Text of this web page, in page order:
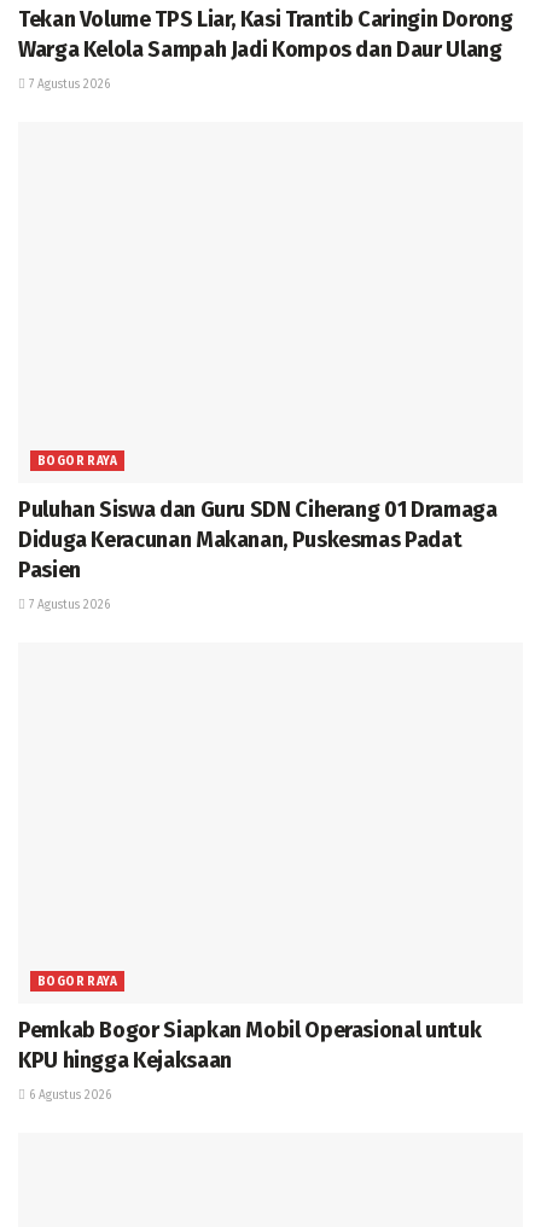
Tekan Volume TPS Liar, Kasi Trantib Caringin Dorong
Warga Kelola Sampah Jadi Kompos dan Daur Ulang
7 Agustus 2026
BOGOR RAYA
Puluhan Siswa dan Guru SDN Ciherang 01 Dramaga
Diduga Keracunan Makanan, Puskesmas Padat
Pasien
7 Agustus 2026
BOGOR RAYA
Pemkab Bogor Siapkan Mobil Operasional untuk
KPU hingga Kejaksaan
6 Agustus 2026